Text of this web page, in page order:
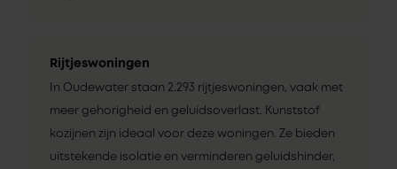
Rijtjeswoningen
In Oudewater staan 2.293 rijtjeswoningen, vaak met
meer gehorigheid en geluidsoverlast. Kunststof
kozijnen zijn ideaal voor deze woningen. Ze bieden
uitstekende isolatie en verminderen geluidshinder,